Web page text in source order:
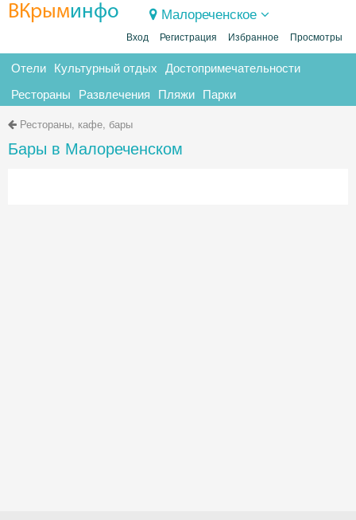
ВКрыминфо Малореченское
Вход Регистрация Избранное Просмотры
Отели Культурный отдых Достопримечательности
Рестораны Развлечения Пляжи Парки
Рестораны, кафе, бары
Бары в Малореченском